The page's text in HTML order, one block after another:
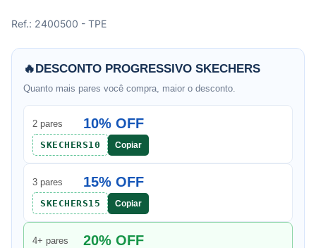
Ref.: 2400500 - TPE
🔥DESCONTO PROGRESSIVO SKECHERS
Quanto mais pares você compra, maior o desconto.
2 pares 10% OFF
SKECHERS10 Copiar
3 pares 15% OFF
SKECHERS15 Copiar
4+ pares 20% OFF